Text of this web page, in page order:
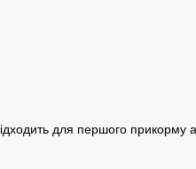
для першого прикорму